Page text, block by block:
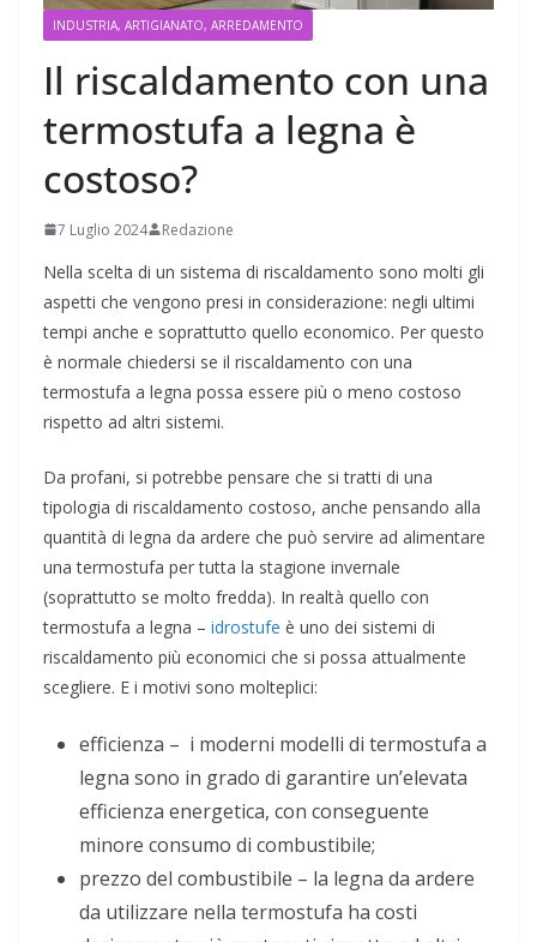
INDUSTRIA, ARTIGIANATO, ARREDAMENTO
Il riscaldamento con una
termostufa a legna è
costoso?
7 Luglio 2024 Redazione
Nella scelta di un sistema di riscaldamento sono molti gli
aspetti che vengono presi in considerazione: negli ultimi
tempi anche e soprattutto quello economico. Per questo
è normale chiedersi se il riscaldamento con una
termostufa a legna possa essere più o meno costoso
rispetto ad altri sistemi.
Da profani, si potrebbe pensare che si tratti di una
tipologia di riscaldamento costoso, anche pensando alla
quantità di legna da ardere che può servire ad alimentare
una termostufa per tutta la stagione invernale
(soprattutto se molto fredda). In realtà quello con
termostufa a legna – idrostufe è uno dei sistemi di
riscaldamento più economici che si possa attualmente
scegliere. E i motivi sono molteplici:
efficienza – i moderni modelli di termostufa a
legna sono in grado di garantire un’elevata
efficienza energetica, con conseguente
minore consumo di combustibile;
prezzo del combustibile – la legna da ardere
da utilizzare nella termostufa ha costi